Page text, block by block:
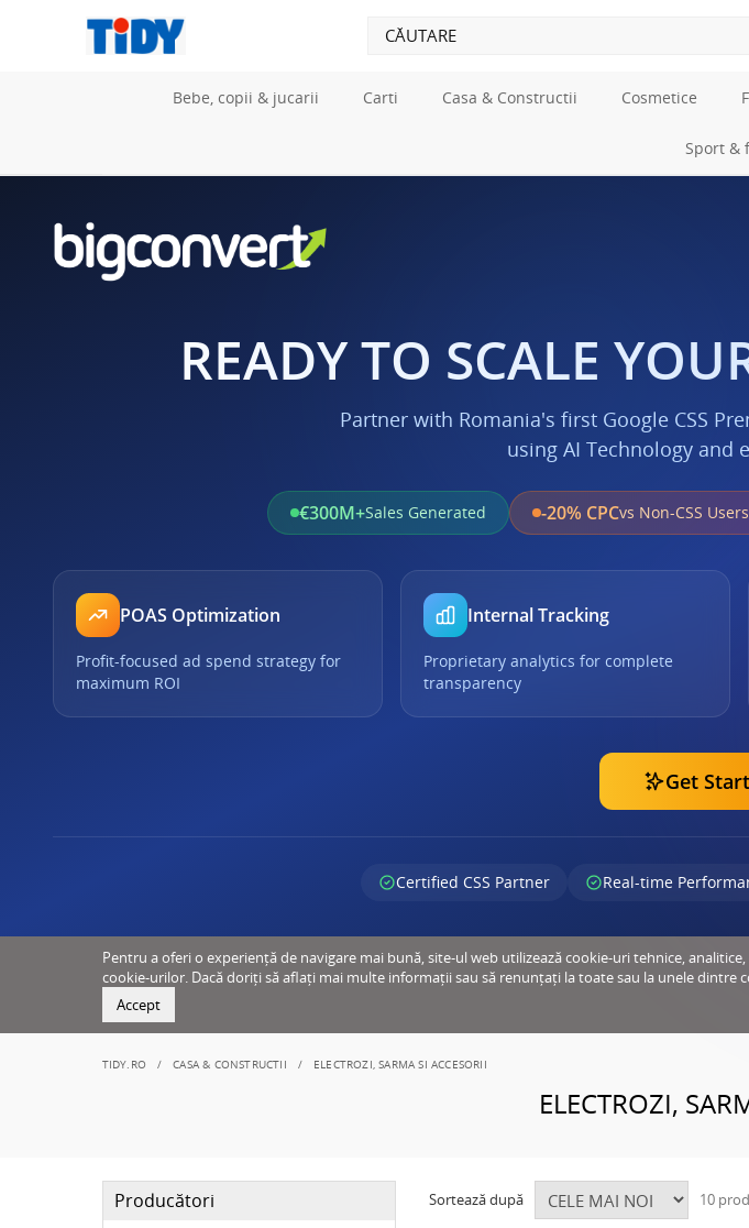
Bebe, copii & jucarii Carti Casa & Constructii Cosmetice
Sport &
READY TO SCALE
Partner with Romania's first Google CSS
using AI Technology and
€300M+Sales Generated -20% CPCvs Non-CSS Users
POAS Optimization
Profit-focused ad spend strategy for
maximum ROI
Internal Tracking
Proprietary analytics for complete
transparency
Get
Certified CSS Partner Real-time
Pentru a oferi o experiență de navigare mai bună, site-ul web utilizează cookie-uri tehnice,
cookie-urilor. Dacă doriți să aflați mai multe informații sau să renunțați la toate sau la unele dintre
Accept
TIDY.RO CASA & CONSTRUCTII ELECTROZI, SARMA SI ACCESORII
ELECTROZI,
Producători Sortează după 10